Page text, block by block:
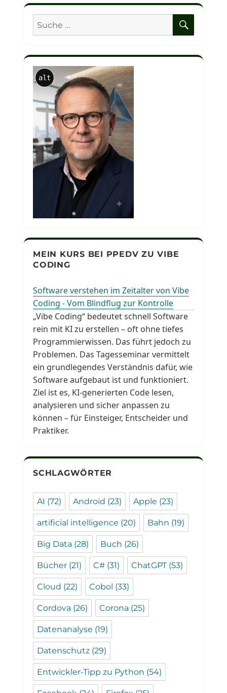
Suche
nach:
alt
MEIN KURS BEI PPEDV ZU VIBE
CODING
Software verstehen im Zeitalter von Vibe
Coding - Vom Blindflug zur Kontrolle
„Vibe Coding“ bedeutet schnell Software
rein mit KI zu erstellen – oft ohne tiefes
Programmierwissen. Das führt jedoch zu
Problemen. Das Tagesseminar vermittelt
ein grundlegendes Verständnis dafür, wie
Software aufgebaut ist und funktioniert.
Ziel ist es, KI-generierten Code lesen,
analysieren und sicher anpassen zu
können – für Einsteiger, Entscheider und
Praktiker.
SCHLAGWÖRTER
AI (72) Android (23) Apple (23)
artificial intelligence (20) Bahn (19)
Big Data (28) Buch (26)
Bücher (21) C# (31) ChatGPT(53)
Cloud (22) Cobol (33)
Cordova (26) Corona (25)
Datenanalyse (19)
Datenschutz (29)
Entwickler-Tipp zu Python (54)